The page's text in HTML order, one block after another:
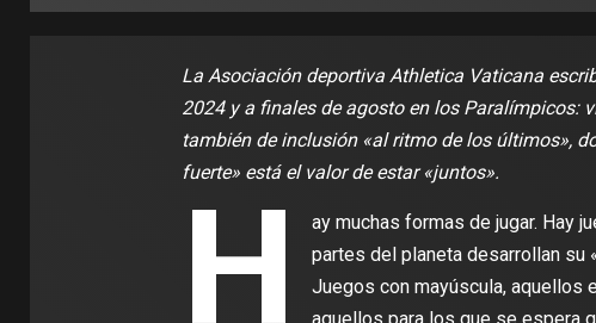
La Asociación deportiva Athletica Vaticana
2024 y a finales de agosto en los Paralímpicos:
también de inclusión «al ritmo de los últimos»,
fuerte» está el valor de estar «juntos».
H
ay muchas formas de jugar. Hay
partes del planeta desarrollan su
Juegos con mayúscula, aquellos